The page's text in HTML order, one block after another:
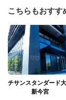
こちらもおすす
チサンスタンダード
新今宮